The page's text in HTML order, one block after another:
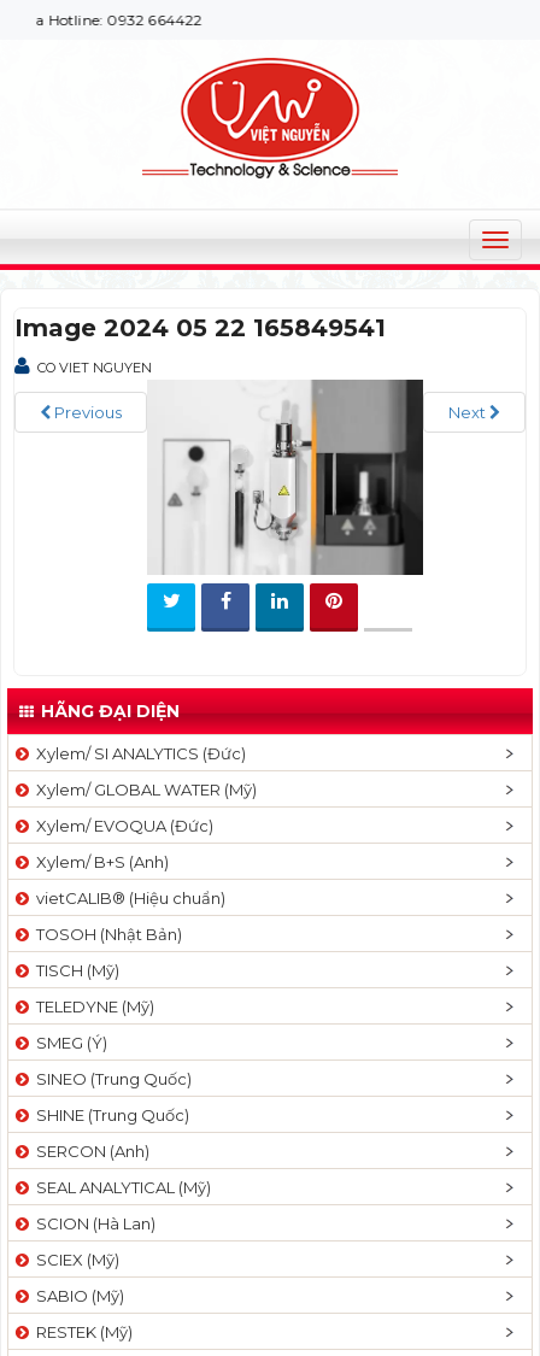
Hotline: 0932 664422
T
o
n
a
Image 2024 05 22 165849541
CO VIET NGUYEN
Previous Next
HÃNG ĐẠI DIỆN
Xylem/ SI ANALYTICS (Đức)
Xylem/ GLOBAL WATER (Mỹ)
Xylem/ EVOQUA (Đức)
Xylem/ B+S (Anh)
vietCALIB® (Hiệu chuẩn)
TOSOH (Nhật Bản)
TISCH (Mỹ)
TELEDYNE (Mỹ)
SMEG (Ý)
SINEO (Trung Quốc)
SHINE (Trung Quốc)
SERCON (Anh)
SEAL ANALYTICAL (Mỹ)
SCION (Hà Lan)
SCIEX (Mỹ)
SABIO (Mỹ)
RESTEK (Mỹ)